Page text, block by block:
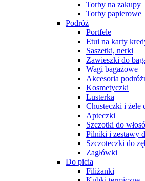
Torby na zakupy
Torby papierowe
Podróż
Portfele
Etui na karty
Saszetki, nerki
Zawieszki do
Wagi bagażowe
Akcesoria
Kosmetyczki
Lusterka
Chusteczki i żele
Apteczki
Szczotki do
Pilniki i zestawy
Szczoteczki do
Zagłówki
Do picia
Filiżanki